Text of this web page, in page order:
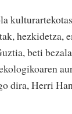
hezkidetza,
beti
dira, Herri